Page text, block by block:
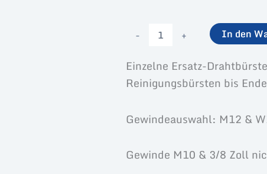
-
Drahtbürste-
einzeln
+ In den
Einzelne Ersatz-
Reinigungsbürsten bis
Gewindeauswahl: M12 &
Gewinde M10 & 3/8 Zoll